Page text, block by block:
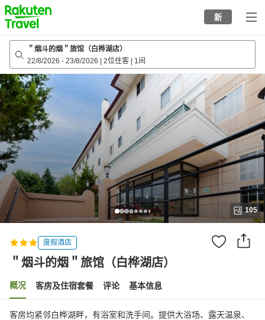
to
top
page
新
＂烟斗的烟＂旅馆（白桦湖店）
22/8/2026 - 23/8/2026 2位住客 1间
105
度假酒店
＂烟斗的烟＂旅馆（白桦湖店）
概况 客房及住宿套餐 评论 基本信息
客房均紧邻白桦湖畔，有浴室和洗手间。提供大浴场、露天温泉、